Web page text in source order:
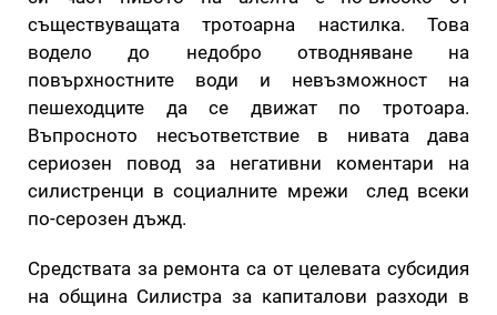
съществуващата тротоарна настилка. Това
водело до недобро отводняване на
повърхностните води и невъзможност на
пешеходците да се движат по тротоара.
Въпросното несъответствие в нивата дава
сериозен повод за негативни коментари на
силистренци в социалните мрежи след всеки
по-серозен дъжд.
Средствата за ремонта са от целевата субсидия
на община Силистра за капиталови разходи в